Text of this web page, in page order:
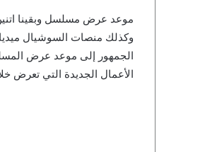
موعد عرض مسلسل وبقينا
وكذلك منصات السوشيال
الجمهور إلى موعد عرض
الأعمال الجديدة التي تعرض